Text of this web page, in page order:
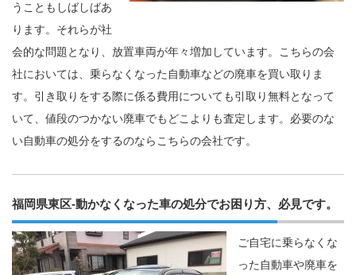
うこともしばしばあ
ります。それらが社
会的な問題となり、放置車両が年々増加しています。こちらの会
社においては、乗らなくなった自動車などの廃車を買い取りま
す。引き取りをする際に係る費用についても引取り無料となって
いて、値段のつかない廃車でもどこよりも査定します。必要のな
い自動車の処分をするのならこちらの会社です。
福岡県東区-動かなくなった車の処分でお困り方、必見です。
ご自宅に乗らなくな
った自動車や廃車を